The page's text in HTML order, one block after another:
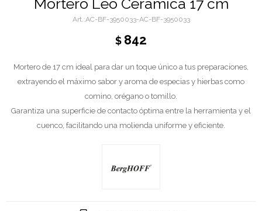
Mortero Leo Cerámica 17 cm
AC-BF-3950033-AC-BF-3950033
$ 842
Mortero de 17 cm ideal para dar un toque único a tus preparaciones,
extrayendo el máximo sabor y aroma de especias y hierbas como
comino, orégano o tomillo.
Garantiza una superficie de contacto óptima entre la herramienta y el
cuenco, facilitando una molienda uniforme y eficiente.